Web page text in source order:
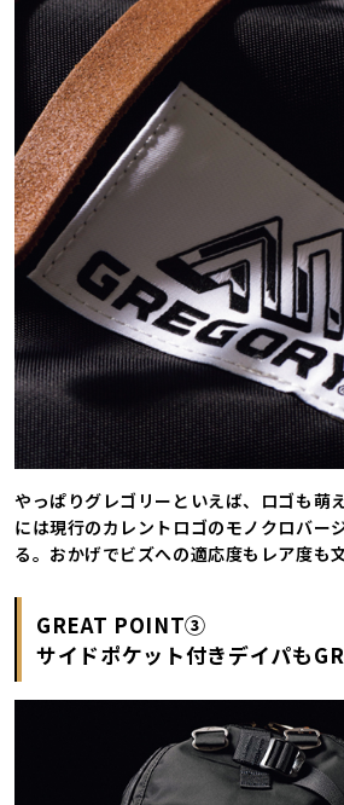
やっぱりグレゴリーといえば、ロゴも萌
には現行のカレントロゴのモノクロバー
る。おかげでビズへの適応度もレア度も
GREAT POINT③
サイドポケット付きデイパも